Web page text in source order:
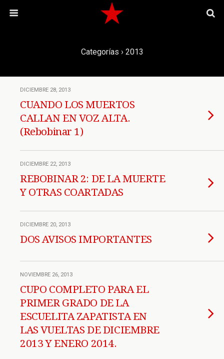
Categorías › 2013
DICIEMBRE 28, 2013
CUANDO LOS MUERTOS
CALLAN EN VOZ ALTA.
(Rebobinar 1)
DICIEMBRE 22, 2013
REBOBINAR 2: DE LA MUERTE
Y OTRAS COARTADAS
DICIEMBRE 20, 2013
DOS AVISOS IMPORTANTES
NOVIEMBRE 26, 2013
CUPO COMPLETO PARA EL
PRIMER GRADO DE LA
ESCUELITA ZAPATISTA EN
LAS VUELTAS DE DICIEMBRE
2013 Y ENERO 2014.